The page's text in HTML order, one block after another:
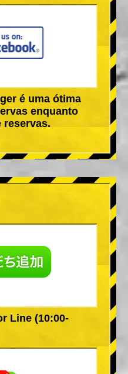
é uma ótima
enquanto
reservas.
Line (10:00-